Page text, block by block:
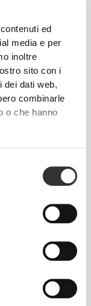
ed
media e per
inoltre
sito con i
dei dati web,
combinarle
o che hanno
Work
25%
medi a vita
Cotone per il
Sollevamento Pesi x 2